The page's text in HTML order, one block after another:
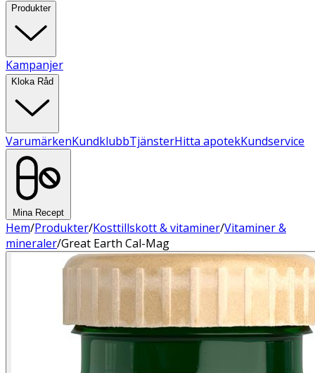
Produkter
Kampanjer
Kloka Råd
VarumärkenKundklubbTjänsterHitta apotekKundservice
Mina Recept
Hem/Produkter/Kosttillskott & vitaminer/Vitaminer &
mineraler/Great Earth Cal-Mag